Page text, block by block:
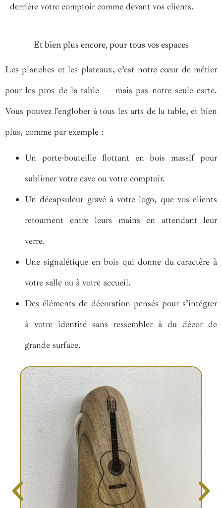
derrière votre comptoir comme devant vos clients.
Et bien plus encore, pour tous vos espaces
Les planches et les plateaux, c’est notre cœur de métier
pour les pros de la table — mais pas notre seule carte.
Vous pouvez l’englober à tous les arts de la table, et bien
plus, comme par exemple :
Un porte-bouteille flottant en bois massif pour
sublimer votre cave ou votre comptoir.
Un décapsuleur gravé à votre logo, que vos clients
retournent entre leurs mains en attendant leur
verre.
Une signalétique en bois qui donne du caractère à
votre salle ou à votre accueil.
Des éléments de décoration pensés pour s’intégrer
à votre identité sans ressembler à du décor de
grande surface.